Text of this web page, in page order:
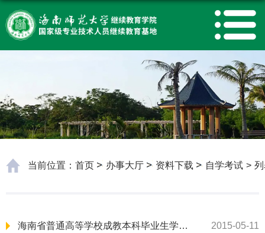
当前位置： 首页 办事大厅 资料下载 自学考试 >
海南省普通高等学校成教本科毕业生学士学位申请表 2015-05-11